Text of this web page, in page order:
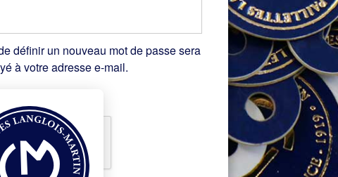
définir un nouveau mot de passe sera
à votre adresse e-mail.